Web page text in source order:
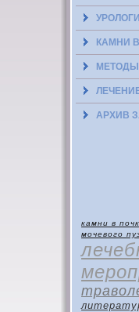
КАМНИ
МЕТОДЫ
АРХИВ
камни в
мочевого